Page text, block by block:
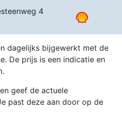
4
dagelijks bijgewerkt met de
De prijs is een indicatie en
geef de actuele
past deze aan door op de